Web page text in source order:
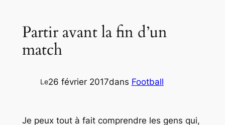
Partir avant la fin d’un
match
Le26 février 2017dans Football
Je peux tout à fait comprendre les gens qui,